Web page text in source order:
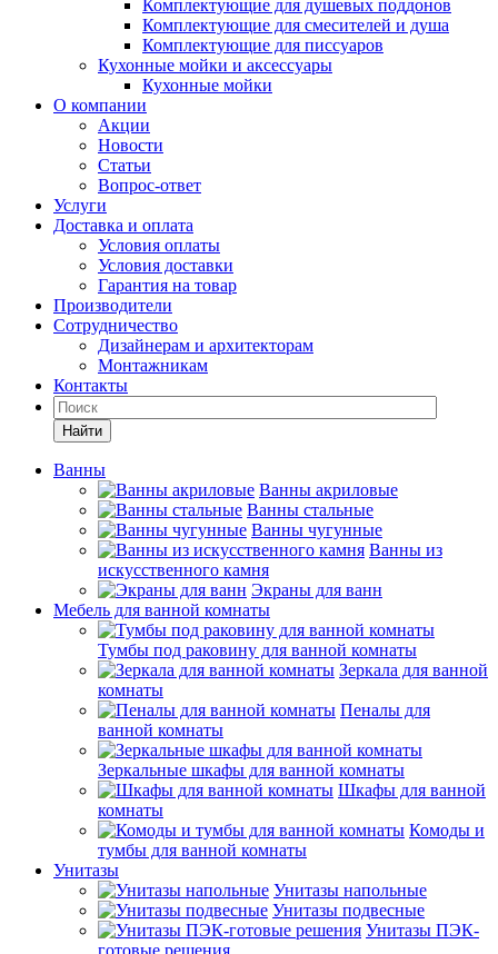
Комплектующие для душевых поддонов
Комплектующие для смесителей и душа
Комплектующие для писсуаров
Кухонные мойки и аксессуары
Кухонные мойки
О компании
Акции
Новости
Статьи
Вопрос-ответ
Услуги
Доставка и оплата
Условия оплаты
Условия доставки
Гарантия на товар
Производители
Сотрудничество
Дизайнерам и архитекторам
Монтажникам
Контакты
Найти
Ванны
Ванны акриловые
Ванны стальные
Ванны чугунные
Ванны из
искусственного камня
Экраны для ванн
Мебель для ванной комнаты
Тумбы под раковину для ванной комнаты
Зеркала для ванной
комнаты
Пеналы для
ванной комнаты
Зеркальные шкафы для ванной комнаты
Шкафы для ванной
комнаты
Комоды и
тумбы для ванной комнаты
Унитазы
Унитазы напольные
Унитазы подвесные
Унитазы ПЭК-
готовые решения